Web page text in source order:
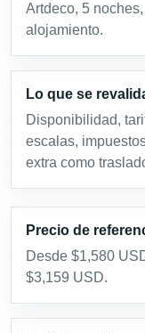
Artdeco, 5
alojamiento.
Lo que se
Disponibilidad,
escalas,
extra como
Precio de
Desde $1,580
$3,159 USD.